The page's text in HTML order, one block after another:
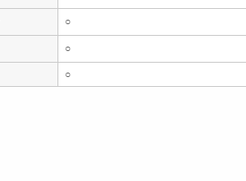
○
○
○